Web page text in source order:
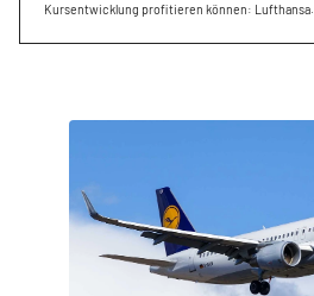
Kursentwicklung profitieren können: Lufthansa.